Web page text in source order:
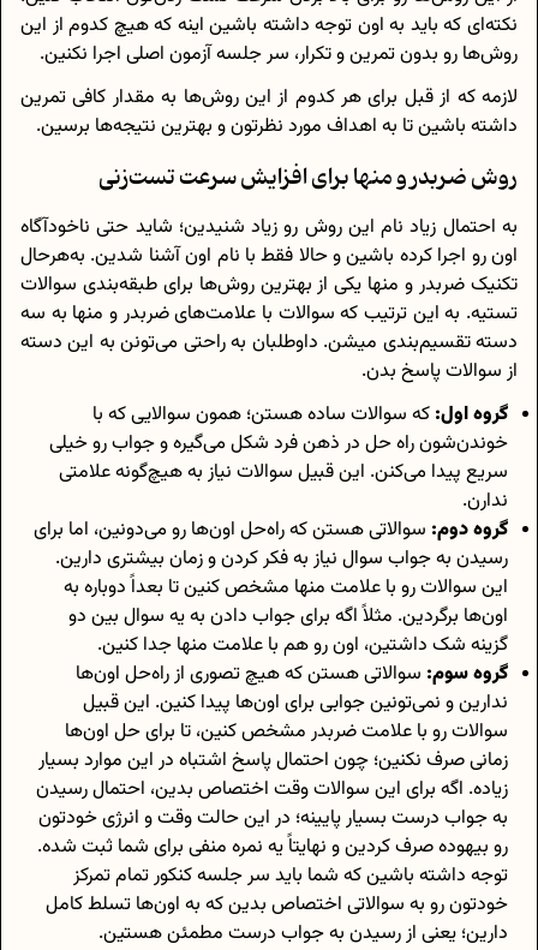
نکته‌ای که باید به اون توجه داشته باشین اینه که هیچ کدوم از این
روش‌ها رو بدون تمرین و تکرار، سر جلسه آزمون اصلی اجرا نکنین.
لازمه که از قبل برای هر کدوم از این روش‌ها به مقدار کافی تمرین
داشته باشین تا به اهداف مورد نظرتون و بهترین نتیجه‌ها برسین.
روش ضربدر و منها برای افزایش سرعت تست‌زنی
به احتمال زیاد نام این روش رو زیاد شنیدین؛ شاید حتی ناخودآگاه
اون‌ رو اجرا کرده باشین و حالا فقط با نام اون آشنا شدین. به‌هرحال
تکنیک ضربدر و منها یکی از بهترین روش‌ها برای طبقه‌بندی سوالات
تستیه. به این ترتیب که سوالات با علامت‌های ضربدر و منها به سه
دسته تقسیم‌بندی میشن. داوطلبان به راحتی می‌تونن به این دسته
از سوالات پاسخ بدن.
گروه اول: که سوالات ساده هستن؛ همون سوالایی که با
خوندن‌شون راه‌ حل در ذهن فرد شکل می‌گیره و جواب رو خیلی
سریع پیدا می‌کنن. این قبیل سوالات نیاز به هیچ‌گونه علامتی
ندارن.
گروه دوم: سوالاتی هستن که راه‌حل اون‌ها رو می‌دونین، اما برای
رسیدن به جواب سوال نیاز به فکر کردن و زمان بیشتری دارین.
این سوالات رو با علامت منها مشخص کنین تا بعداً دوباره به
اون‌ها برگردین. مثلاً اگه برای جواب دادن به یه سوال بین دو
گزینه شک داشتین، اون رو هم با علامت منها جدا کنین.
گروه سوم: سوالاتی هستن که هیچ تصوری از راه‌حل اون‌ها
ندارین و نمی‌تونین جوابی برای اون‌ها پیدا کنین. این قبیل
سوالات رو با علامت ضربدر مشخص کنین، تا برای حل اون‌ها
زمانی صرف نکنین؛ چون احتمال پاسخ اشتباه در این موارد بسیار
زیاده. اگه برای این سوالات وقت اختصاص بدین، احتمال رسیدن
به جواب درست بسیار پایینه؛ در این حالت وقت و انرژی خودتون
رو بیهوده صرف کردین و نهایتاً یه نمره منفی برای شما ثبت شده.
توجه داشته باشین که شما باید سر جلسه کنکور تمام تمرکز
خودتون رو به سوالاتی اختصاص بدین که به اون‌ها تسلط کامل
دارین؛ یعنی از رسیدن به جواب درست مطمئن هستین.